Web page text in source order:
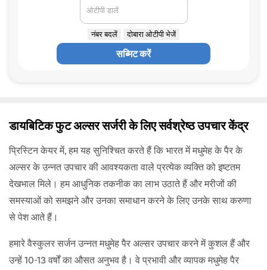
ओटीपी डालें
नंबर बदलें दोबारा ओटीपी भेजें
सब्मिट करें
डायबिटिक फुट अल्सर सर्जरी के लिए सर्वश्रेष्ठ उपचार केंद्र
प्रिस्टिन केयर में, हम यह सुनिश्चित करते हैं कि भारत में मधुमेह के पैर के
अल्सर के उन्नत उपचार की आवश्यकता वाले प्रत्येक व्यक्ति को इष्टतम
देखभाल मिले। हम आधुनिक तकनीक का लाभ उठाते हैं और मरीजों की
समस्याओं को समझने और उनका समाधान करने के लिए उनके साथ करुणा
से पेश आते हैं।
हमारे वैस्कुलर सर्जन उन्नत मधुमेह पैर अल्सर उपचार करने में कुशल हैं और
उन्हें 10-13 वर्षों का औसत अनुभव है। वे प्रभावी और व्यापक मधुमेह पैर